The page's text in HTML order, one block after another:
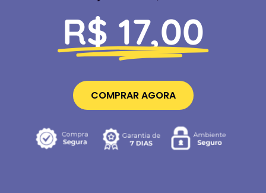
R$ 17,00
COMPRAR AGORA